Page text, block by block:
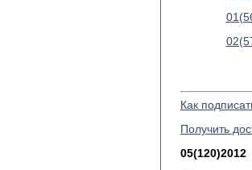
Как
Получить
05(120)2012